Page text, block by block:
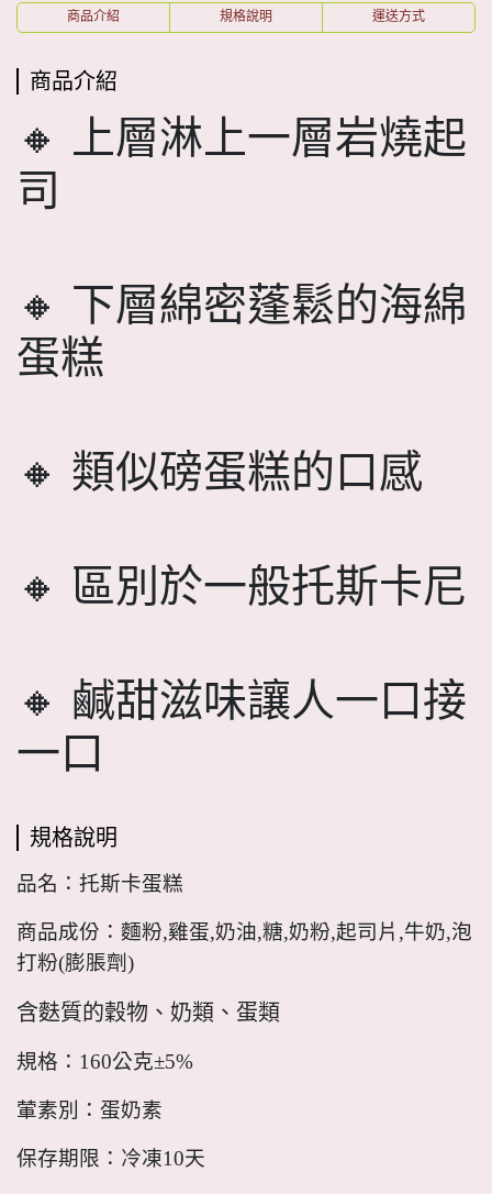
商品介紹 規格說明 運送方式
商品介紹
🔸 上層淋上一層岩燒起
司
🔸 下層綿密蓬鬆的海綿
蛋糕
🔸 類似磅蛋糕的口感
🔸 區別於一般托斯卡尼
🔸 鹹甜滋味讓人一口接
一口
規格說明
品名：托斯卡蛋糕
商品成份：麵粉,雞蛋,奶油,糖,奶粉,起司片,牛奶,泡
打粉(膨脹劑)
含麩質的穀物、奶類、蛋類
規格：160公克±5%
葷素別：蛋奶素
保存期限：冷凍10天